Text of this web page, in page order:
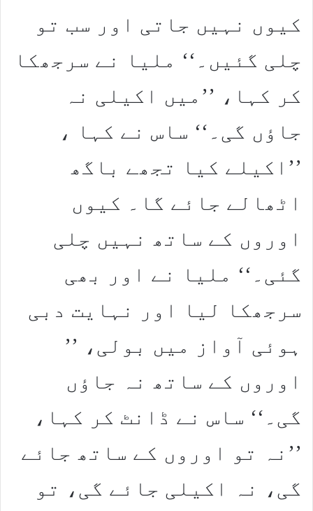
کیوں نہیں جاتی اور سب تو
چلی گئیں۔‘‘ ملیا نے سرجھکا
کر کہا، ’’میں اکیلی نہ
جاؤں گی۔‘‘ ساس نے کہا ،
’’اکیلے کیا تجھے باگھ
اٹھالے جائے گا۔ کیوں
اوروں کے ساتھ نہیں چلی
گئی۔‘‘ ملیا نے اور بھی
سرجھکا لیا اور نہایت دبی
ہوئی آواز میں بولی، ’’
اوروں کے ساتھ نہ جاؤں
گی۔‘‘ ساس نے ڈانٹ کر کہا،
’’نہ تو اوروں کے ساتھ جائے
گی، نہ اکیلی جائے گی، تو